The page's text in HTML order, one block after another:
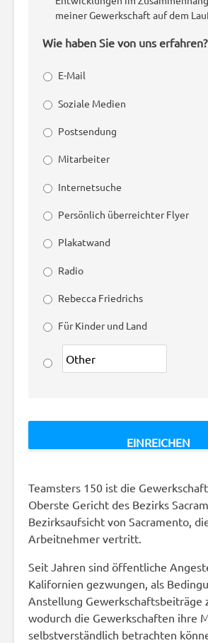
meiner Gewerkschaft auf dem
Wie haben Sie von uns erfahren?
E-Mail
Soziale Medien
Postsendung
Mitarbeiter
Internetsuche
Persönlich überreichter Flyer
Plakatwand
Radio
Rebecca Friedrichs
Für Kinder und Land
Teamsters 150 ist die
Oberste Gericht des Bezirks
Bezirksaufsicht von Sacramento,
Arbeitnehmer vertritt.
Seit Jahren sind öffentliche
Kalifornien gezwungen, als
Anstellung Gewerkschaftsbeiträge
wodurch die Gewerkschaften ihre
selbstverständlich betrachten